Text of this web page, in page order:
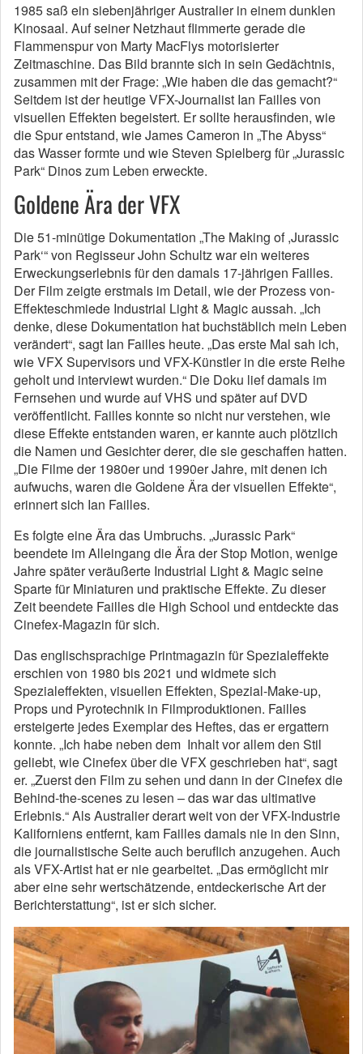
1985 saß ein siebenjähriger Australier in einem dunklen
Kinosaal. Auf seiner Netzhaut flimmerte gerade die
Flammenspur von Marty MacFlys motorisierter
Zeitmaschine. Das Bild brannte sich in sein Gedächtnis,
zusammen mit der Frage: „Wie haben die das gemacht?“
Seitdem ist der heutige VFX-Journalist Ian Failles von
visuellen Effekten begeistert. Er sollte herausfinden, wie
die Spur entstand, wie James Cameron in „The Abyss“
das Wasser formte und wie Steven Spielberg für „Jurassic
Park“ Dinos zum Leben erweckte.
Goldene Ära der VFX
Die 51-minütige Dokumentation „The Making of ,Jurassic
Park‘“ von Regisseur John Schultz war ein weiteres
Erweckungserlebnis für den damals 17-jährigen Failles.
Der Film zeigte erstmals im Detail, wie der Prozess von­
Effekteschmiede Industrial Light & Magic aussah. „Ich
denke, diese Dokumentation hat buchstäblich mein Leben
verändert“, sagt Ian Failles heute. „Das erste Mal sah ich,
wie VFX Supervisors und VFX-Künstler in die erste Reihe
geholt und interviewt wurden.“ Die Doku lief damals im
Fernsehen und wurde auf VHS und später auf DVD
veröffentlicht. Failles konnte so nicht nur verstehen, wie
diese Effekte entstanden waren, er kannte auch plötzlich
die Namen und Gesichter derer, die sie geschaffen hatten.
„Die Filme der 1980er und 1990er Jahre, mit denen ich
aufwuchs, waren die Goldene Ära der visuellen Effekte“,
erinnert sich Ian Failles.
Es folgte eine Ära das Umbruchs. „Jurassic Park“
beendete im Alleingang die Ära der Stop Motion, wenige
Jahre später veräußerte Industrial Light & Magic seine
Sparte für Miniaturen und praktische Effekte. Zu dieser
Zeit beendete Failles die High School und entdeckte das
Cinefex-Magazin für sich.
Das englischsprachige Printmagazin für Spezialeffekte
erschien von 1980 bis 2021 und widmete sich
Spezialeffekten, visuellen Effekten, Spezial-Make-up,
Props und Pyrotechnik in Filmproduktionen. Failles
ersteigerte jedes Exemplar des Heftes, das er ergattern
konnte. „Ich habe neben dem Inhalt vor allem den Stil
geliebt, wie Cinefex über die VFX geschrieben hat“, sagt
er. „Zuerst den Film zu sehen und dann in der Cinefex die
Behind-the-scenes zu lesen – das war das ultimative
Erlebnis.“ Als Australier derart weit von der VFX-Industrie
Kaliforniens entfernt, kam Failles damals nie in den Sinn,
die journalistische Seite auch beruflich anzugehen. Auch
als VFX-Artist hat er nie gearbeitet. „Das ermöglicht mir
aber eine sehr wertschätzende, entdeckerische Art der
Berichterstattung“, ist er sich sicher.